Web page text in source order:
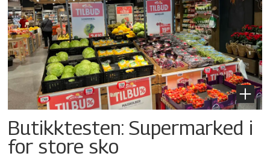
Butikktesten: Supermarked i
for store sko